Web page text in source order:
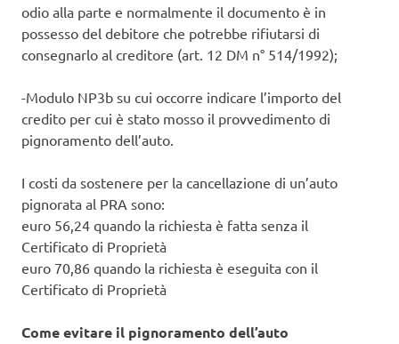
odio alla parte e normalmente il documento è in
possesso del debitore che potrebbe rifiutarsi di
consegnarlo al creditore (art. 12 DM n° 514/1992);
-Modulo NP3b su cui occorre indicare l’importo del
credito per cui è stato mosso il provvedimento di
pignoramento dell’auto.
I costi da sostenere per la cancellazione di un’auto
pignorata al PRA sono:
euro 56,24 quando la richiesta è fatta senza il
Certificato di Proprietà
euro 70,86 quando la richiesta è eseguita con il
Certificato di Proprietà
Come evitare il pignoramento dell’auto